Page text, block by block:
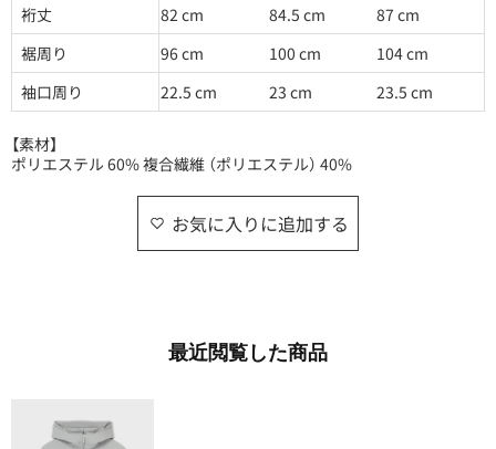
裄丈
82 cm 84.5 cm
87 cm
裾周り
96 cm 100 cm
104 cm
袖口周り
22.5 cm 23 cm 23.5 cm
【素材】
ポリエステル 60% 複合繊維 （ポリエステル） 40%
お気に入りに追加する
最近​閲覧した​商品